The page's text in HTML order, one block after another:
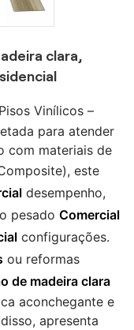
clara,
Pisos Vinílicos –
para atender
com materiais de
este
desempenho,
pesado Comercial
configurações.
ou reformas
de madeira clara
aconchegante e
apresenta